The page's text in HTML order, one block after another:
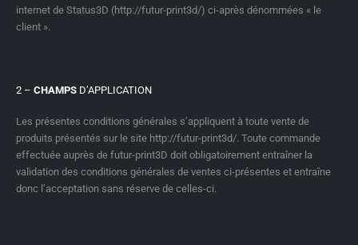
internet de Status3D (http://futur-print3d/) ci-après dénommées « le
client ».
2 – CHAMPS D’APPLICATION
Les présentes conditions générales s’appliquent à toute vente de
produits présentés sur le site http://futur-print3d/. Toute commande
effectuée auprès de futur-print3D doit obligatoirement entraîner la
validation des conditions générales de ventes ci-présentes et entraîne
donc l’acceptation sans réserve de celles-ci.